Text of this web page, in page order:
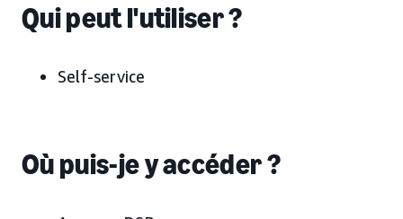
Qui peut l'utiliser ?
Self-service
Où puis-je y accéder ?